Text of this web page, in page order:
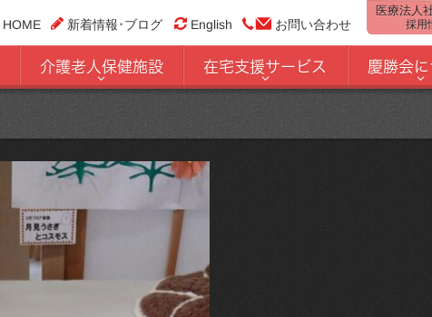
HOME 新着情報･ブログ English お問い合わせ
医療法人
採用
介護老人保健施設 在宅支援サービス 慶勝会